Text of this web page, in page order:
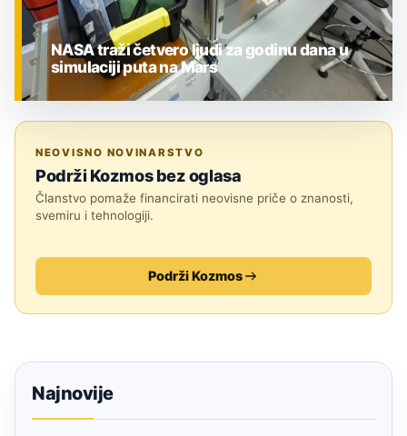
NASA traži četvero ljudi za godinu dana u
simulaciji puta na Mars
NEOVISNO NOVINARSTVO
Podrži Kozmos bez oglasa
Članstvo pomaže financirati neovisne priče o znanosti,
svemiru i tehnologiji.
Podrži Kozmos
Najnovije